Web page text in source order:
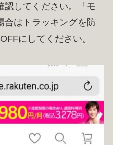
認してください。「モ
合はトラッキングを防
にしてください。